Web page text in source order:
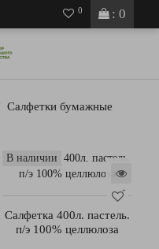
: 0
0
Салфетки бумажные
В наличии
Салфетка 400л. пастель.
п/э 100% целлюлоза